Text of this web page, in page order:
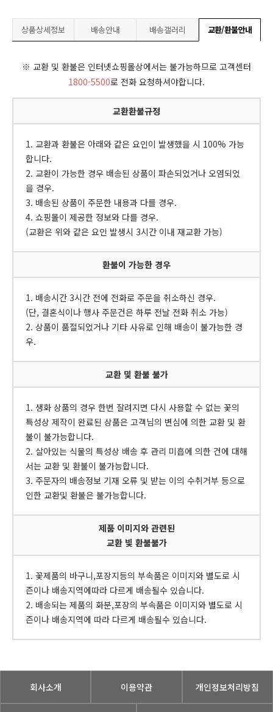
상품상세정보 배송안내 배송갤러리 교환/환불안내
※ 교환 및 환불은 인터넷쇼핑몰상에서는 불가능하므로 고객센터
1800-5500로 전화 요청하셔야합니다.
교환환불규정
1. 교환과 환불은 아래와 같은 요인이 발생했을 시 100% 가능
합니다.
2. 교환이 가능한 경우 배송된 상품이 파손되었거나 오염되었
을 경우.
3. 배송된 상품이 주문한 내용과 다를 경우.
4. 쇼핑몰이 제공한 정보와 다를 경우.
(교환은 위와 같은 요인 발생시 3시간 이내 재교환 가능)
환불이 가능한 경우
1. 배송시간 3시간 전에 전화로 주문을 취소하신 경우.
(단, 결혼식이나 행사 주문건은 하루 전날 전화 취소 가능)
2. 상품이 품절되었거나 기타 사유로 인해 배송이 불가능한 경
우.
교환 및 환불 불가
1. 생화 상품의 경우 한번 잘려지면 다시 사용할 수 없는 꽃의
특성상 제작이 완료된 상품은 고객님의 변심에 의한 교환 및 환
불이 불가능합니다.
2. 살아있는 식물의 특성상 배송 후 관리 미흡에 의한 건에 대해
서는 교환 및 환불이 불가능합니다.
3. 주문자의 배송정보 기재 오류 및 받는 이의 수취거부 등으로
인한 교환및 환불은 불가능합니다.
제품 이미지와 관련된
교환 빛 환불불가
1. 꽃제품의 바구니,포장지등의 부속품은 이미지와 별도로 시
즌이나 배송지역에따라 다르게 배송될수 있습니다.
2. 배송되는 제품의 화분,포장의 부속품은 이미지와 별도로 시
즌이나 배송지역에 따라 다르게 배송될수 있습니다.
회사소개 이용약관 개인정보처리방침